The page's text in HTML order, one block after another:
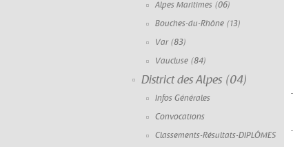
Alpes Maritimes (06)
Bouches-du-Rhône (13)
Var (83)
Vaucluse (84)
District des Alpes (04)
Infos Générales
Convocations
Classements-Résultats-DIPLÔMES